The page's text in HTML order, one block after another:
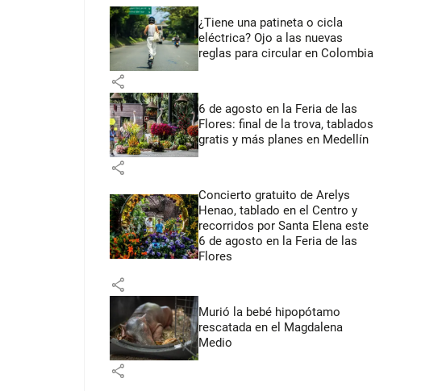
¿Tiene una patineta o cicla
eléctrica? Ojo a las nuevas
reglas para circular en Colombia
share
6 de agosto en la Feria de las
Flores: final de la trova, tablados
gratis y más planes en Medellín
share
Concierto gratuito de Arelys
Henao, tablado en el Centro y
recorridos por Santa Elena este
6 de agosto en la Feria de las
Flores
share
Murió la bebé hipopótamo
rescatada en el Magdalena
Medio
share